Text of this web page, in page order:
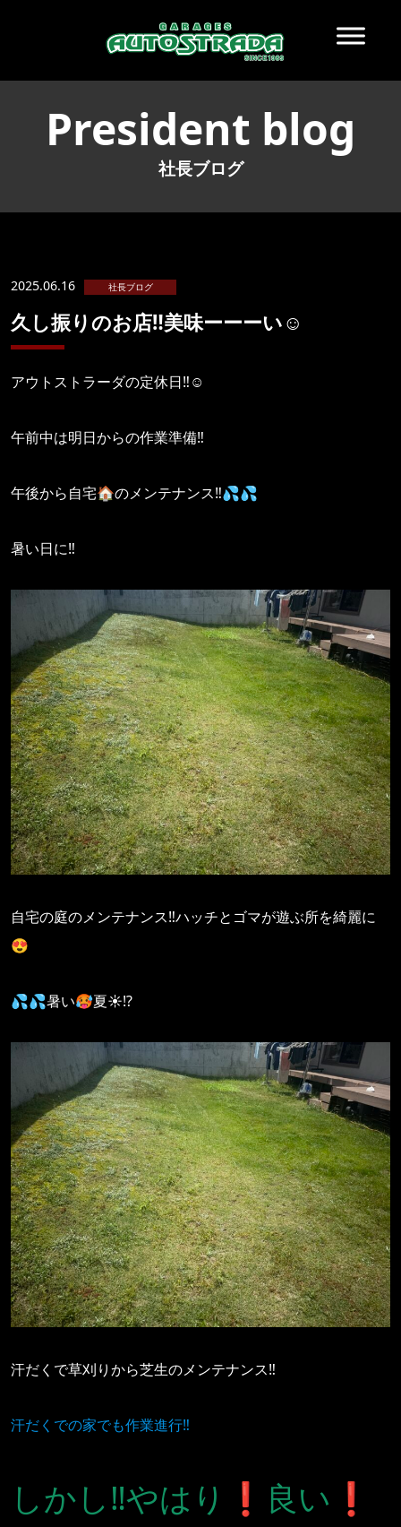
President blog
社長ブログ
2025.06.16 社長ブログ
久し振りのお店‼️美味ーーーい☺️
アウトストラーダの定休日‼️☺️
午前中は明日からの作業準備‼️
午後から自宅🏠のメンテナンス‼️💦💦
暑い日に‼️
自宅の庭のメンテナンス‼️ハッチとゴマが遊ぶ所を綺麗に
😍
💦💦暑い🥵夏☀️⁉️
汗だくで草刈りから芝生のメンテナンス‼️
汗だくでの家でも作業進行‼️
しかし‼️やはり❗️良い❗️